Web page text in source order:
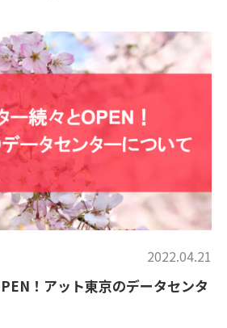
2022.04.21
！アット東京のデータセンタ